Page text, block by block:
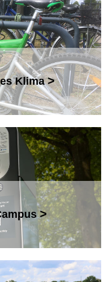
Klima>
>